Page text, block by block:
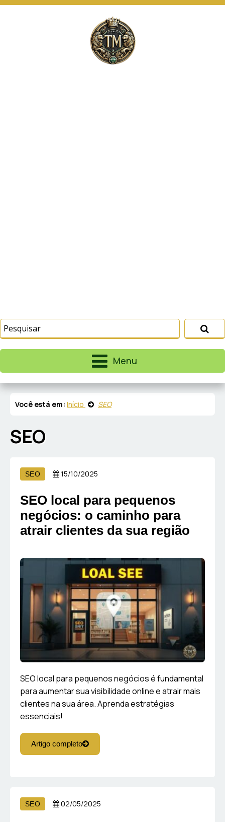
Menu
Você está em: Início SEO
SEO
SEO 15/10/2025
SEO local para pequenos
negócios: o caminho para
atrair clientes da sua região
SEO local para pequenos negócios é fundamental
para aumentar sua visibilidade online e atrair mais
clientes na sua área. Aprenda estratégias
essenciais!
Artigo completo
SEO 02/05/2025
similares para lembrar e entender como você usa
nosso site, analisar seu uso de nossos produtos
e serviços, ajudar com nossos esforços de
marketing e fornecer conteúdo de terceiros. Leia
Termos e CondiçõesePolítica de